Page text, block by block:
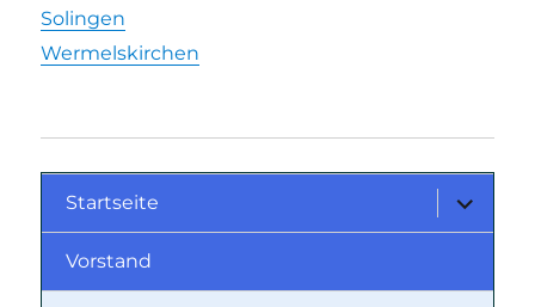
Solingen
Wermelskirchen
Startseite
Vorstand